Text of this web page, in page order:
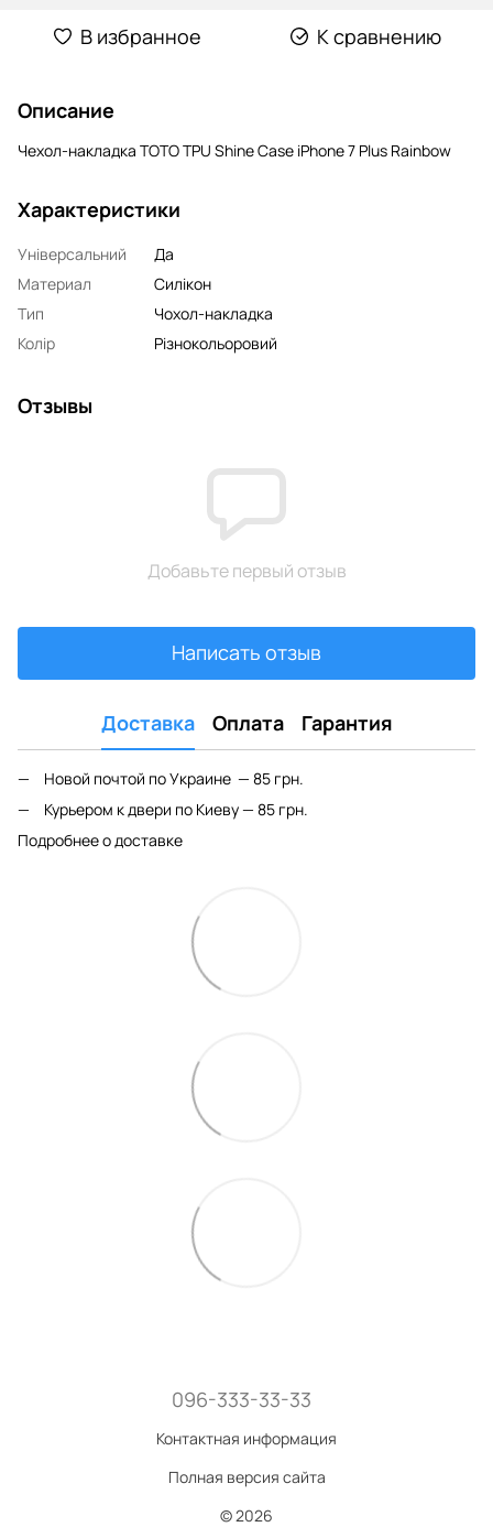
В избранное К сравнению
Описание
Чехол-накладка TOTO TPU Shine Case iPhone 7 Plus Rainbow
Характеристики
Універсальний
Да
Материал
Силікон
Тип
Чохол-накладка
Колір
Різнокольоровий
Отзывы
Добавьте первый отзыв
Написать отзыв
Доставка Оплата Гарантия
Новой почтой по Украине — 85 грн.
Курьером к двери по Киеву — 85 грн.
Подробнее о доставке
096-333-33-33
Контактная информация
Полная версия сайта
© 2026